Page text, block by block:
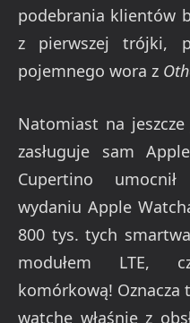
podebrania klientów
z pierwszej trójki,
pojemnego wora z
Natomiast na
zasługuje sam
Cupertino
wydaniu Apple
800 tys. tych
modułem LTE,
komórkową! Oznacza
watche właśnie z